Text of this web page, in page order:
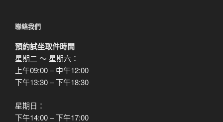
聯絡我們
預約試坐取件時間
星期二 ～ 星期六：
上午09:00 – 中午12:00
下午13:30 – 下午18:30
星期日：
下午14:00 – 下午17:00